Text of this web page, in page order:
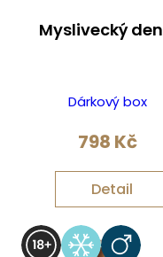
Myslivecký
Dárkový box
798 Kč
Detail